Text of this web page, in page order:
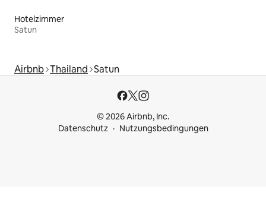
Hotelzimmer
Satun
Airbnb Thailand Satun
© 2026 Airbnb, Inc.
Datenschutz
Nutzungsbedingungen